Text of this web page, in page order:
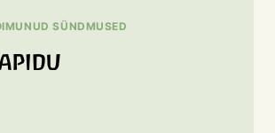
SÜNDMUSED